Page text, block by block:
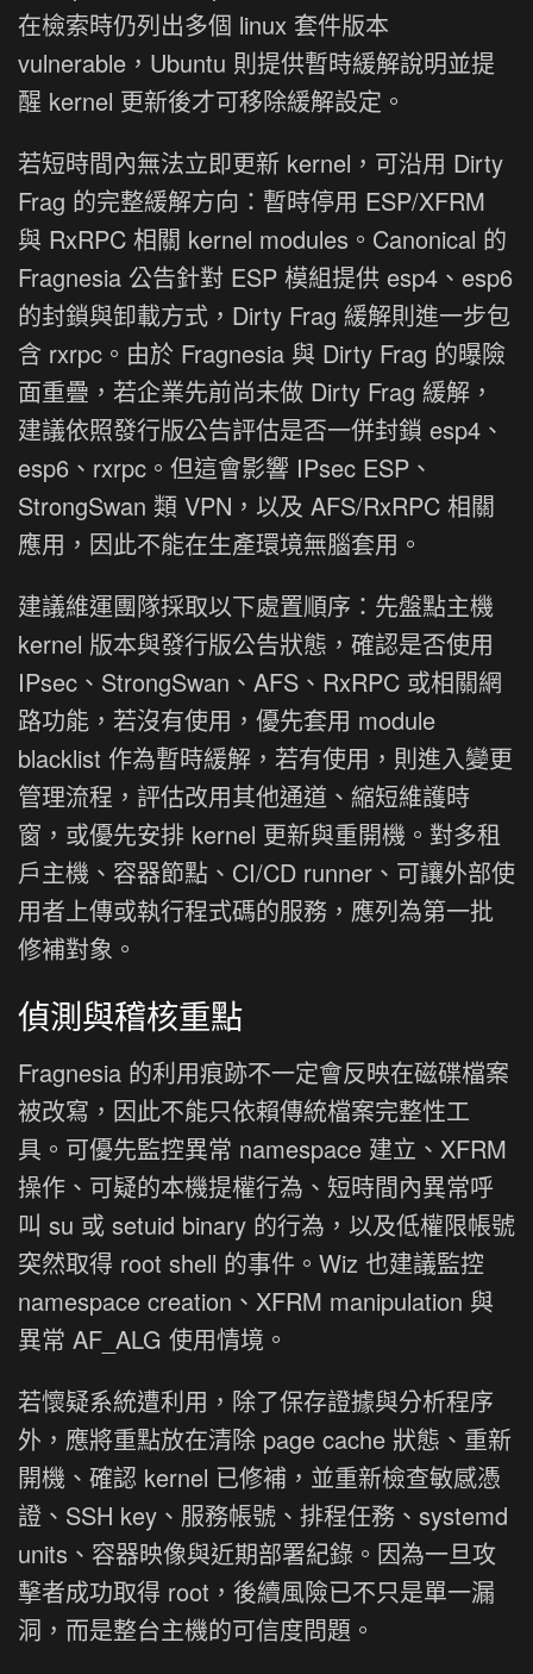
在檢索時仍列出多個 linux 套件版本
vulnerable，Ubuntu 則提供暫時緩解說明並提
醒 kernel 更新後才可移除緩解設定。
若短時間內無法立即更新 kernel，可沿用 Dirty
Frag 的完整緩解方向：暫時停用 ESP/XFRM
與 RxRPC 相關 kernel modules。Canonical 的
Fragnesia 公告針對 ESP 模組提供 esp4、esp6
的封鎖與卸載方式，Dirty Frag 緩解則進一步包
含 rxrpc。由於 Fragnesia 與 Dirty Frag 的曝險
面重疊，若企業先前尚未做 Dirty Frag 緩解，
建議依照發行版公告評估是否一併封鎖 esp4、
esp6、rxrpc。但這會影響 IPsec ESP、
StrongSwan 類 VPN，以及 AFS/RxRPC 相關
應用，因此不能在生產環境無腦套用。
建議維運團隊採取以下處置順序：先盤點主機
kernel 版本與發行版公告狀態，確認是否使用
IPsec、StrongSwan、AFS、RxRPC 或相關網
路功能，若沒有使用，優先套用 module
blacklist 作為暫時緩解，若有使用，則進入變更
管理流程，評估改用其他通道、縮短維護時
窗，或優先安排 kernel 更新與重開機。對多租
戶主機、容器節點、CI/CD runner、可讓外部使
用者上傳或執行程式碼的服務，應列為第一批
修補對象。
偵測與稽核重點
Fragnesia 的利用痕跡不一定會反映在磁碟檔案
被改寫，因此不能只依賴傳統檔案完整性工
具。可優先監控異常 namespace 建立、XFRM
操作、可疑的本機提權行為、短時間內異常呼
叫 su 或 setuid binary 的行為，以及低權限帳號
突然取得 root shell 的事件。Wiz 也建議監控
namespace creation、XFRM manipulation 與
異常 AF_ALG 使用情境。
若懷疑系統遭利用，除了保存證據與分析程序
外，應將重點放在清除 page cache 狀態、重新
開機、確認 kernel 已修補，並重新檢查敏感憑
證、SSH key、服務帳號、排程任務、systemd
units、容器映像與近期部署紀錄。因為一旦攻
擊者成功取得 root，後續風險已不只是單一漏
洞，而是整台主機的可信度問題。